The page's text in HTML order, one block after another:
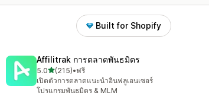
Built for Shopify
Affilitrak การตลาดพันธมิตร
5.0เต็ม 5 ดาว
(215)
ทั้งหมด 215 รีวิว
•ฟรี
เปิดตัวการตลาดแนะนำอินฟลูเอนเซอร์
โปรแกรมพันธมิตร & MLM